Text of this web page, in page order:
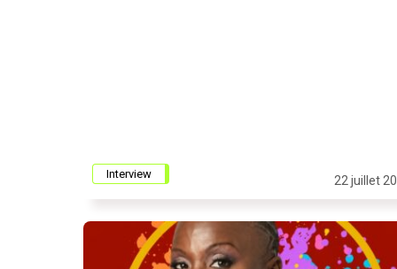
Interview 22 juillet